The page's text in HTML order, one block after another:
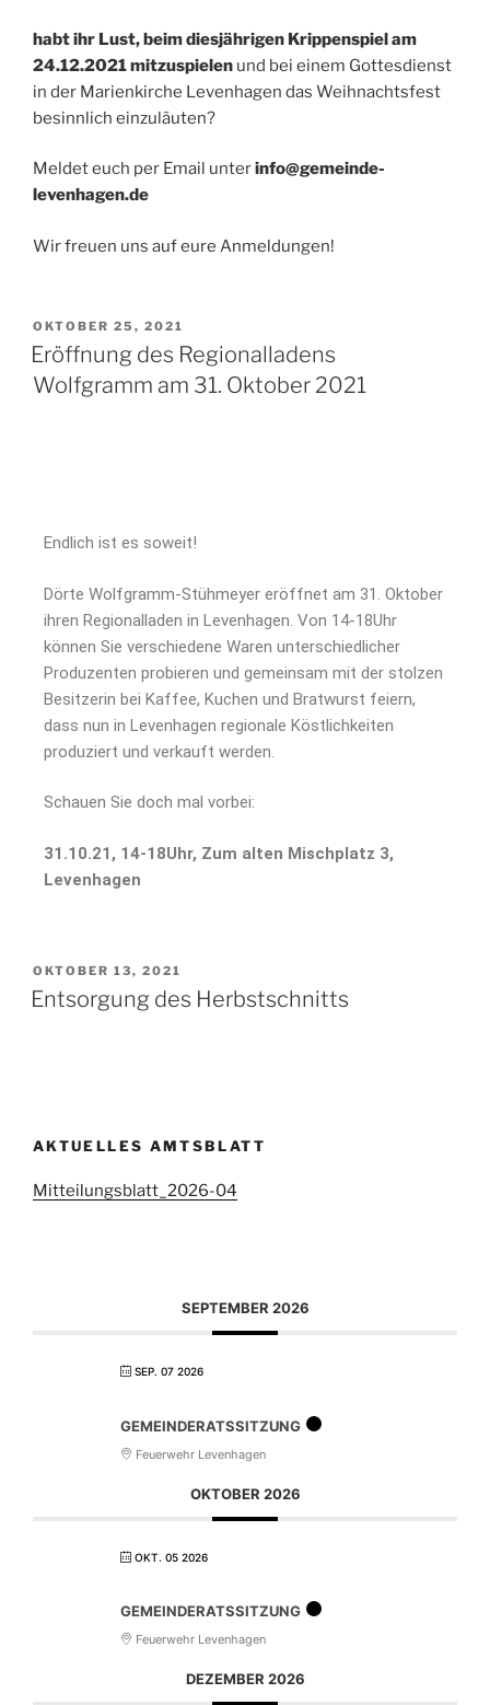
habt ihr Lust, beim diesjährigen Krippenspiel am
24.12.2021 mitzuspielen und bei einem Gottesdienst
in der Marienkirche Levenhagen das Weihnachtsfest
besinnlich einzuläuten?
Meldet euch per Email unterinfo@gemeinde-
levenhagen.de
Wir freuen uns auf eure Anmeldungen!
OKTOBER 25, 2021
Eröffnung des Regionalladens
Wolfgramm am 31. Oktober 2021
Endlich ist es soweit!
Dörte Wolfgramm-Stühmeyer eröffnet am 31. Oktober
ihren Regionalladen in Levenhagen. Von 14-18Uhr
können Sie verschiedene Waren unterschiedlicher
Produzenten probieren und gemeinsam mit der stolzen
Besitzerin bei Kaffee, Kuchen und Bratwurst feiern,
dass nun in Levenhagen regionale Köstlichkeiten
produziert und verkauft werden.
Schauen Sie doch mal vorbei:
31.10.21, 14-18Uhr, Zum alten Mischplatz 3,
Levenhagen
OKTOBER 13, 2021
Entsorgung des Herbstschnitts
AKTUELLES AMTSBLATT
Mitteilungsblatt_2026-04
SEPTEMBER 2026
SEP. 07 2026
GEMEINDERATSSITZUNG
Feuerwehr Levenhagen
OKTOBER 2026
OKT. 05 2026
GEMEINDERATSSITZUNG
Feuerwehr Levenhagen
DEZEMBER 2026